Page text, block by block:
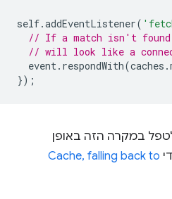
self.addEventListener(
// If a match isn't found
// will look like a
event. respondWith(caches .
});
במקרה הזה באופן
Cache, falling back to